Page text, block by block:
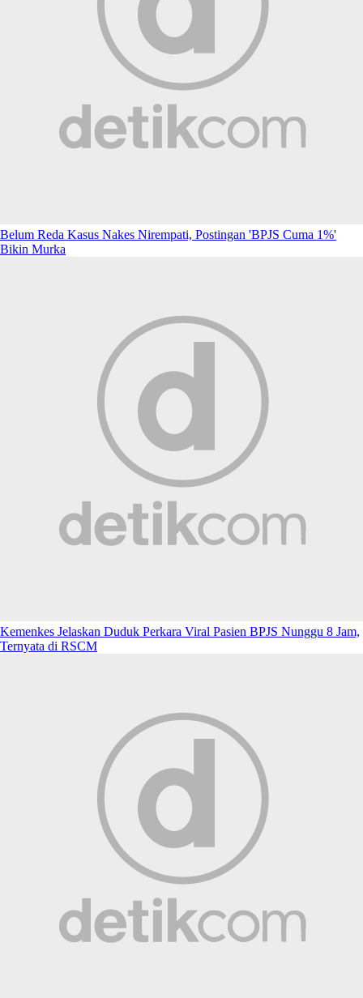
Belum Reda Kasus Nakes Nirempati, Postingan 'BPJS Cuma 1%'
Bikin Murka
Kemenkes Jelaskan Duduk Perkara Viral Pasien BPJS Nunggu 8 Jam,
Ternyata di RSCM